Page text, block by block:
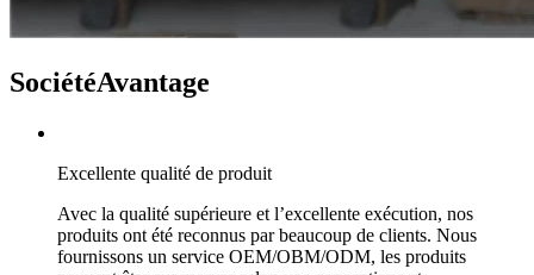
SociétéAvantage
Excellente qualité de produit
Avec la qualité supérieure et l’excellente exécution, nos
produits ont été reconnus par beaucoup de clients. Nous
fournissons un service OEM/OBM/ODM, les produits